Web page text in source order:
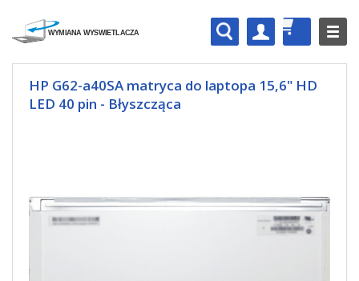
HP G62-a40SA matryca do laptopa 15,6" HD
LED 40 pin - Błyszcząca